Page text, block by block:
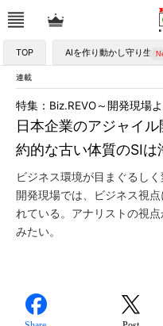
TOP AIを作り動かし守り生か
連載
日本企業のアジャイ
約的な古い体質のSIは
特集：Biz.REVO～開発現場
ビジネス環境が目まぐるし
開発現場では、ビジネス視
れている。アナリストの視
みたい。